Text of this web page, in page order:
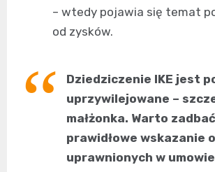
– wtedy pojawia się temat
od zysków.
Dziedziczenie IKE jest
uprzywilejowane –
małżonka. Warto
prawidłowe wskazanie
uprawnionych w umowie